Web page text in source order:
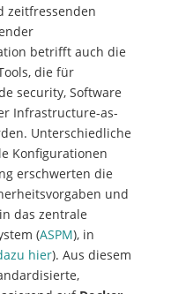
zeitfressenden
betrifft auch die
die für
security, Software
Infrastructure-as-
Unterschiedliche
Konfigurationen
erschwerten die
und
das zentrale
(ASPM), in
hier). Aus diesem